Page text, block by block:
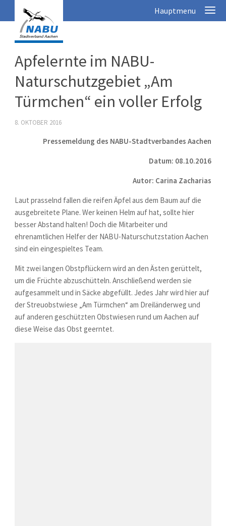
Apfelernte im NABU-
Naturschutzgebiet „Am
Türmchen“ ein voller Erfolg
8. OKTOBER 2016
Pressemeldung des NABU-Stadtverbandes Aachen
Datum: 08.10.2016
Autor: Carina Zacharias
Laut prasselnd fallen die reifen Äpfel aus dem Baum auf die
ausgebreitete Plane. Wer keinen Helm auf hat, sollte hier
besser Abstand halten! Doch die Mitarbeiter und
ehrenamtlichen Helfer der NABU-Naturschutzstation Aachen
sind ein eingespieltes Team.
Mit zwei langen Obstpflückern wird an den Ästen gerüttelt,
um die Früchte abzuschütteln. Anschließend werden sie
aufgesammelt und in Säcke abgefüllt. Jedes Jahr wird hier auf
der Streuobstwiese „Am Türmchen“ am Dreiländerweg und
auf anderen geschützten Obstwiesen rund um Aachen auf
diese Weise das Obst geerntet.